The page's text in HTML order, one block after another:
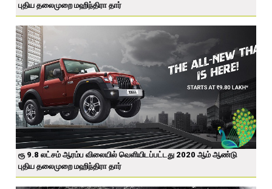
புதிய தலைமுறை மஹிந்திரா தார்
ரூ 9.8 லட்சம் ஆரம்ப விலையில் வெளியிடப்பட்டது 2020 ஆம் ஆண்டு
புதிய தலைமுறை மஹிந்திரா தார்